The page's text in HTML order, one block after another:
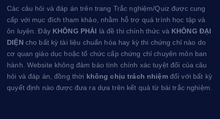
Các câu hỏi và đáp án trên trang Trắc nghiệm/Quiz được cung
cấp với mục đích tham khảo, nhằm hỗ trợ quá trình học tập và
ôn luyện. Đây KHÔNG PHẢI là đề thi chính thức và KHÔNG ĐẠI
DIỆN cho bất kỳ tài liệu chuẩn hóa hay kỳ thi chứng chỉ nào do
cơ quan giáo dục hoặc tổ chức cấp chứng chỉ chuyên môn ban
hành. Website không đảm bảo tính chính xác tuyệt đối của câu
hỏi và đáp án, đồng thời không chịu trách nhiệmđối với bất kỳ
quyết định nào được đưa ra dựa trên kết quả từ bài trắc nghiệm.